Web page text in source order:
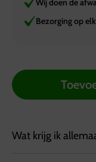
Wij doen de
Bezorging op
Wat krijg ik